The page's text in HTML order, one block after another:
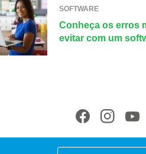
SOFTWARE
Conheça os erros
evitar com um